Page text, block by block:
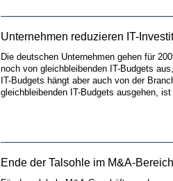
Unternehmen reduzieren IT-
Die deutschen Unternehmen gehen für
noch von gleichbleibenden IT-Budgets
IT-Budgets hängt aber auch von der
gleichbleibenden IT-Budgets ausgehen,
Ende der Talsohle im M&A-